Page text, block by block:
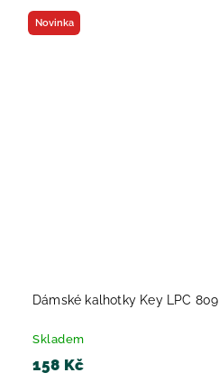
Novinka
Dámské kalhotky Key LPC 809
Skladem
158 Kč